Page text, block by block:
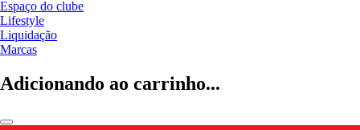
Espaço do clube
Lifestyle
Liquidação
Marcas
Adicionando ao carrinho...